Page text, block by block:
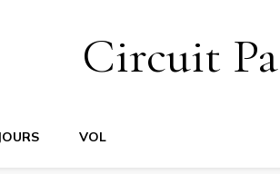
Circuit
VOL